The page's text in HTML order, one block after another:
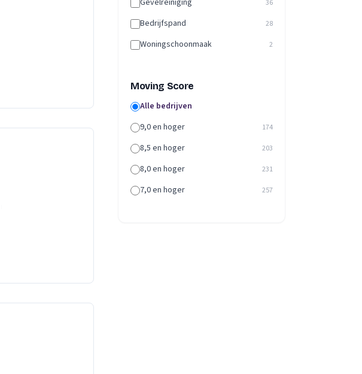
Gevelreiniging 36
Bedrijfspand 28
Woningschoonmaak 2
Moving Score
Alle bedrijven
9,0 en hoger
174
8,5 en hoger 203
8,0 en hoger 231
7,0 en hoger 257